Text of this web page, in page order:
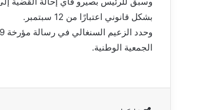
بشكل قانوني اعتبارًا من 12 سبتمبر.
الجمعية الوطنية.